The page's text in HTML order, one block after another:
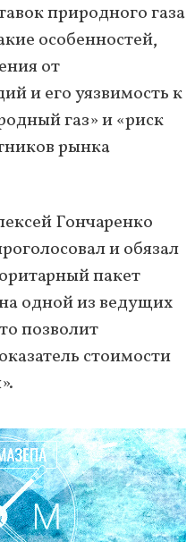
природного газа
особенностей,
от
и его уязвимость к
газ» и «риск
рынка
Гончаренко
и обязал
пакет
одной из ведущих
позволит
стоимости